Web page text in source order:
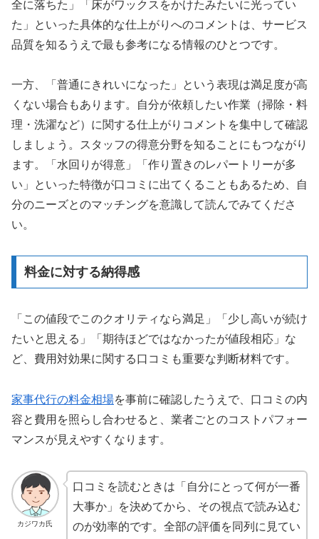
全に落ちた」「床がワックスをかけたみたいに光ってい
た」といった具体的な仕上がりへのコメントは、サービス
品質を知るうえで最も参考になる情報のひとつです。
一方、「普通にきれいになった」という表現は満足度が高
くない場合もあります。自分が依頼したい作業（掃除・料
理・洗濯など）に関する仕上がりコメントを集中して確認
しましょう。スタッフの得意分野を知ることにもつながり
ます。「水回りが得意」「作り置きのレパートリーが多
い」といった特徴が口コミに出てくることもあるため、自
分のニーズとのマッチングを意識して読んでみてくださ
い。
料金に対する納得感
「この値段でこのクオリティなら満足」「少し高いが続け
たいと思える」「期待ほどではなかったが値段相応」な
ど、費用対効果に関する口コミも重要な判断材料です。
家事代行の料金相場を事前に確認したうえで、口コミの内
容と費用を照らし合わせると、業者ごとのコストパフォー
マンスが見えやすくなります。
カジワカ氏
口コミを読むときは「自分にとって何が一番
大事か」を決めてから、その視点で読み込む
のが効率的です。全部の評価を同列に見てい